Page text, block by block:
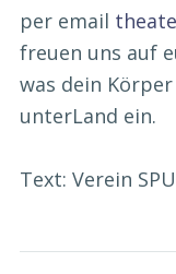
per email
freuen uns auf
was dein
unterLand ein.
Text: Verein